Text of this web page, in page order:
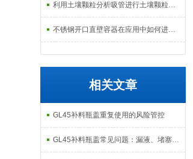
利用土壤颗粒分析吸管进行土壤颗粒定量分析的研究
不锈钢开口直壁容器在应用中如何进行维护和保养？
相关文章
GL45补料瓶盖重复使用的风险管控
GL45补料瓶盖常见问题：漏液、堵塞怎么解决？